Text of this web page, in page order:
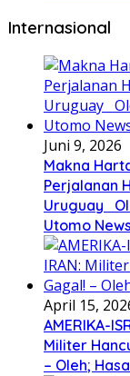
Internasional
Juni 9, 2026
Makna
Perjalanan
Uruguay
Utomo
April 15,
AMERIKA-
Militer
– Oleh;